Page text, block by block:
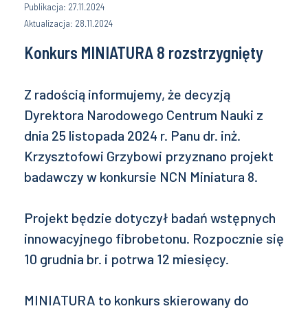
Publikacja: 27.11.2024
Aktualizacja: 28.11.2024
Konkurs MINIATURA 8 rozstrzygnięty
Z radością informujemy, że decyzją
Dyrektora Narodowego Centrum Nauki z
dnia 25 listopada 2024 r. Panu dr. inż.
Krzysztofowi Grzybowi przyznano projekt
badawczy w konkursie NCN Miniatura 8.
Projekt będzie dotyczył badań wstępnych
innowacyjnego fibrobetonu. Rozpocznie się
10 grudnia br. i potrwa 12 miesięcy.
MINIATURA to konkurs skierowany do